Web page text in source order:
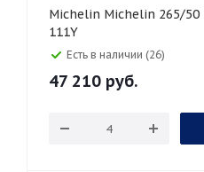
Michelin Michelin 265/50 R20 Pilot Sport 4 SUV
111Y
Есть в наличии (26)
47 210 руб.